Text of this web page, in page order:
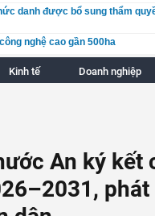
danh được bổ sung thẩm
nghệ cao gần 500ha
cơ cấu lại vốn nhà nước tại
ngắm toàn cảnh TP HCM và
việc làm tăng là nền tảng
Kinh tế Doanh nghiệp
An ký kết